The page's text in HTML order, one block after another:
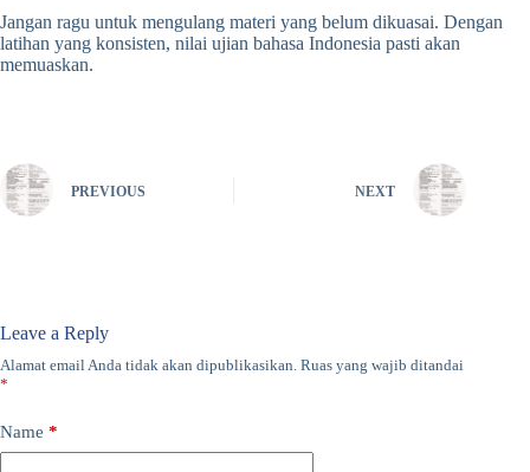
Jangan ragu untuk mengulang materi yang belum dikuasai. Dengan
latihan yang konsisten, nilai ujian bahasa Indonesia pasti akan
memuaskan.
PREVIOUS NEXT
Leave a Reply
Alamat email Anda tidak akan dipublikasikan. Ruas yang wajib ditandai
*
Name *